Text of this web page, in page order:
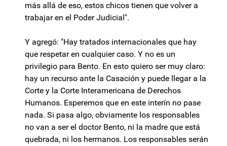
más allá de eso, estos chicos tienen que volver a
trabajar en el Poder Judicial".
Y agregó: "Hay tratados internacionales que hay
que respetar en cualquier caso. Y no es un
privilegio para Bento. En esto quiero ser muy claro:
hay un recurso ante la Casación y puede llegar a la
Corte y la Corte Interamericana de Derechos
Humanos. Esperemos que en este interín no pase
nada. Si pasa algo, obviamente los responsables
no van a ser el doctor Bento, ni la madre que está
quebrada, ni los hermanos. Los responsables serán